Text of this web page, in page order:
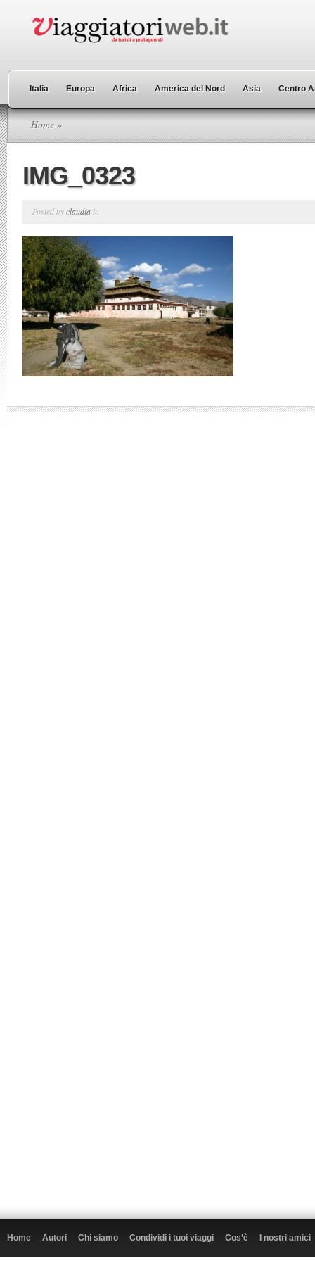
Italia Europa Africa America del Nord Asia Centro
Home »
IMG_0323
Posted byclaudia in
Home Autori Chi siamo Condividi i tuoi viaggi Cos’è I nostri amici